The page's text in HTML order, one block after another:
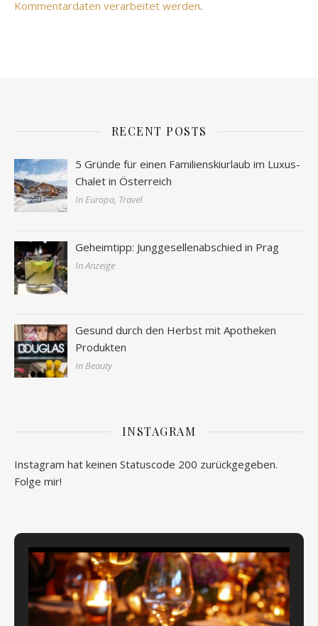
Kommentardaten verarbeitet werden.
RECENT POSTS
5 Gründe für einen Familienskiurlaub im Luxus-
Chalet in Österreich
In Europa, Travel
Geheimtipp: Junggesellenabschied in Prag
In Anzeige
Gesund durch den Herbst mit Apotheken
Produkten
In Beauty
INSTAGRAM
Instagram hat keinen Statuscode 200 zurückgegeben.
Folge mir!